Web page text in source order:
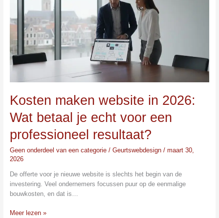
Kosten maken website in 2026:
Wat betaal je echt voor een
professioneel resultaat?
Geen onderdeel van een categorie/ Geurtswebdesign / maart 30,
2026
De offerte voor je nieuwe website is slechts het begin van de
investering. Veel ondernemers focussen puur op de eenmalige
bouwkosten, en dat is…
Wat
betaal
je
echt
voor
een
Meer lezen »